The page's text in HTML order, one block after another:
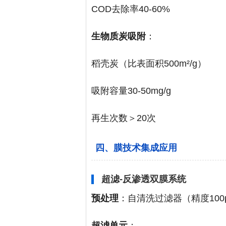
COD去除率40-60%
生物质炭吸附：
稻壳炭（比表面积500m²/g）
吸附容量30-50mg/g
再生次数＞20次
四、膜技术集成应用
超滤-反渗透双膜系统
预处理 ：自清洗过滤器（精度